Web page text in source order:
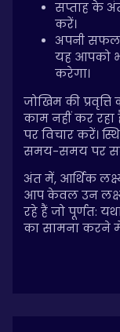
सप्ताह के
करें।
अपनी
यह आपको
करेगा।
जोखिम की
काम नहीं कर
पर विचार करें।
समय-समय पर
अंत में, आर्थिक
आप केवल उन
रहे हैं जो पूर्णत:
का सामना करने